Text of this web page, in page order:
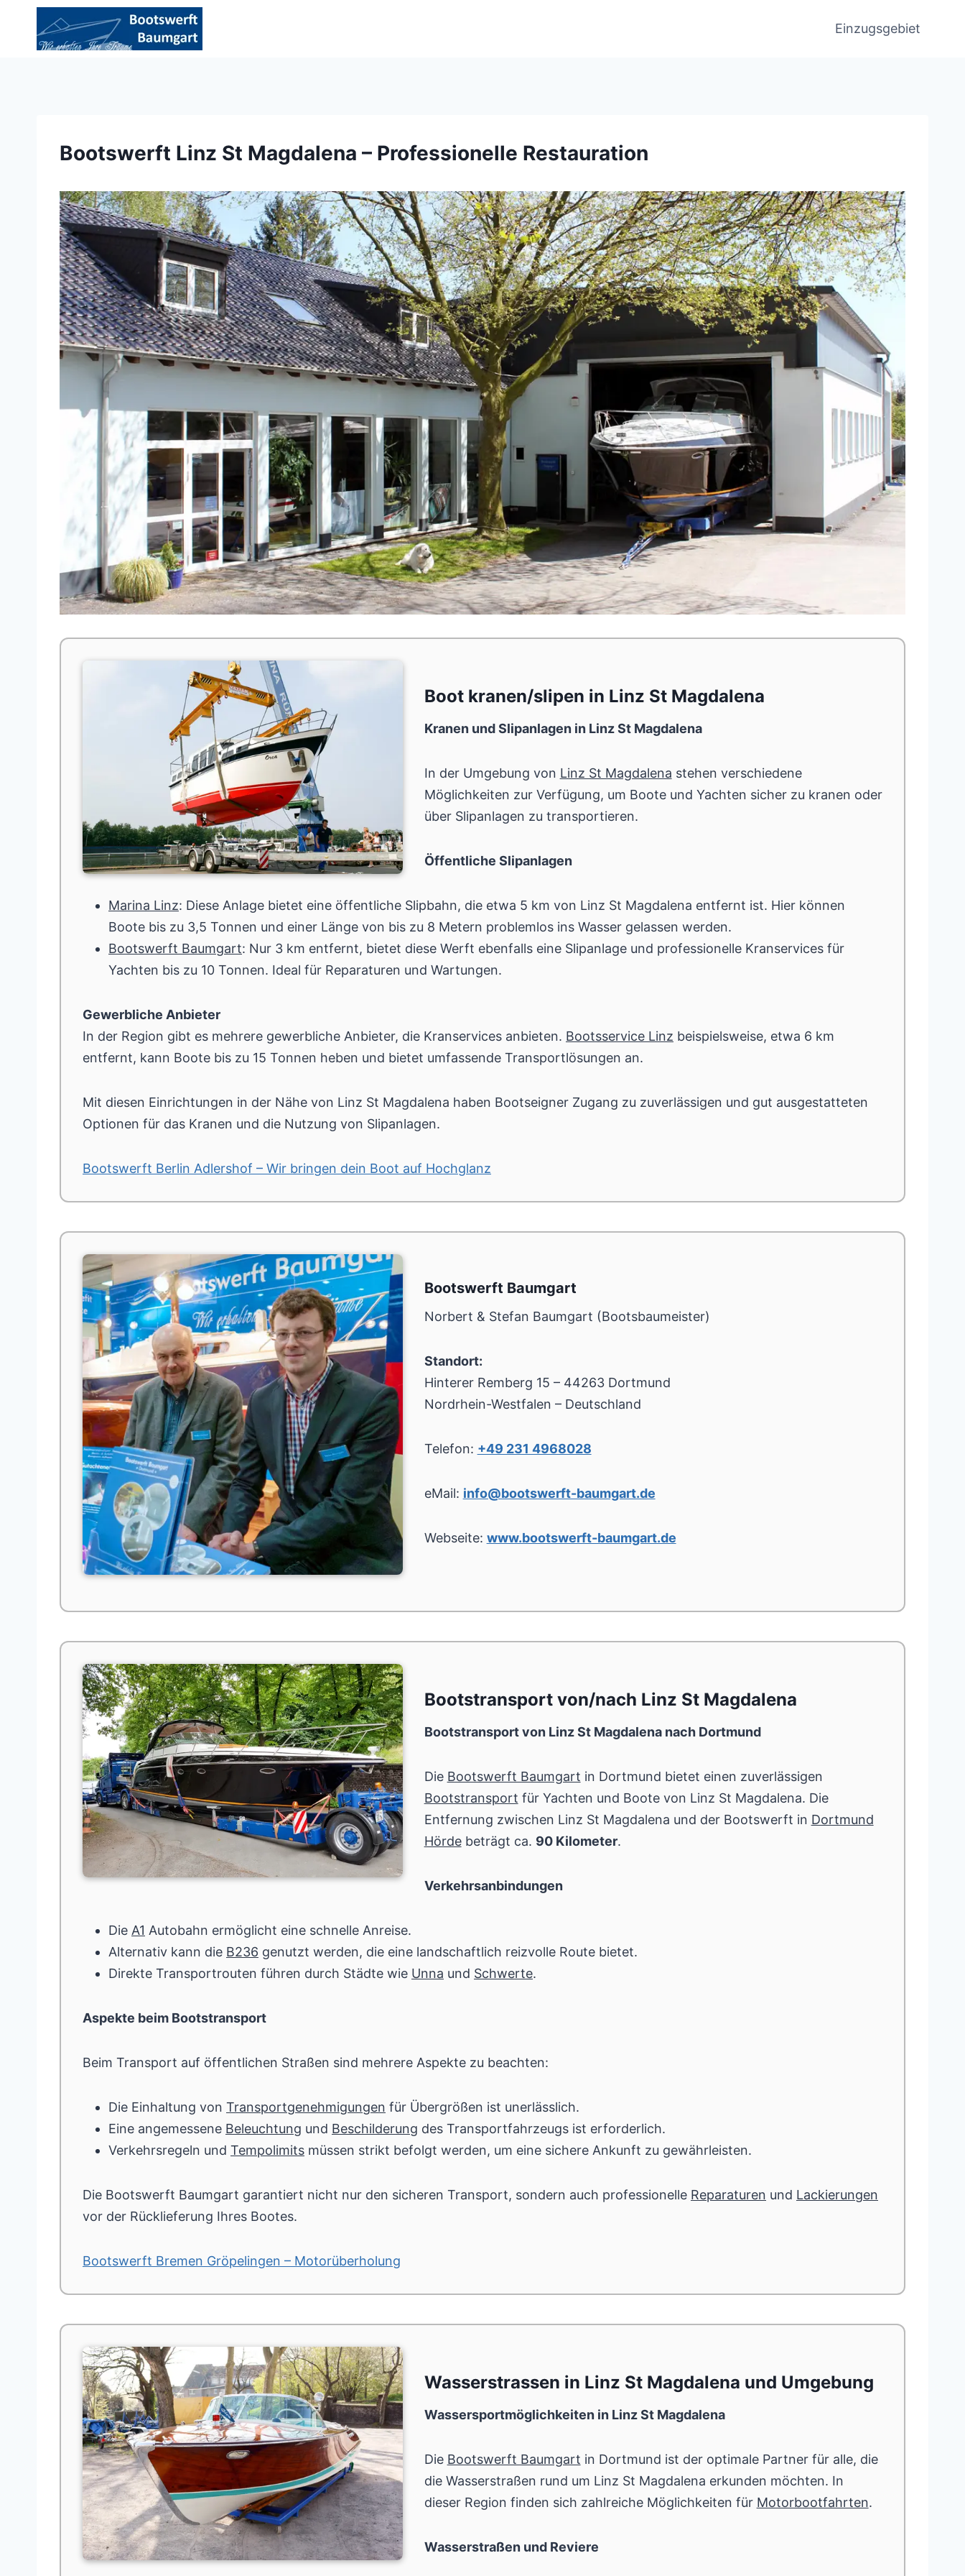
springen
Einzugsgebiet
Bootswerft Linz St Magdalena – Professionelle Restauration
Boot kranen/slipen in Linz St Magdalena
Kranen und Slipanlagen in Linz St Magdalena
In der Umgebung von Linz St Magdalena stehen verschiedene
Möglichkeiten zur Verfügung, um Boote und Yachten sicher zu kranen oder
über Slipanlagen zu transportieren.
Öffentliche Slipanlagen
Marina Linz: Diese Anlage bietet eine öffentliche Slipbahn, die etwa 5 km von Linz St Magdalena entfernt ist. Hier können
Boote bis zu 3,5 Tonnen und einer Länge von bis zu 8 Metern problemlos ins Wasser gelassen werden.
Bootswerft Baumgart: Nur 3 km entfernt, bietet diese Werft ebenfalls eine Slipanlage und professionelle Kranservices für
Yachten bis zu 10 Tonnen. Ideal für Reparaturen und Wartungen.
Gewerbliche Anbieter
In der Region gibt es mehrere gewerbliche Anbieter, die Kranservices anbieten. Bootsservice Linz beispielsweise, etwa 6 km
entfernt, kann Boote bis zu 15 Tonnen heben und bietet umfassende Transportlösungen an.
Mit diesen Einrichtungen in der Nähe von Linz St Magdalena haben Bootseigner Zugang zu zuverlässigen und gut ausgestatteten
Optionen für das Kranen und die Nutzung von Slipanlagen.
Bootswerft Berlin Adlershof – Wir bringen dein Boot auf Hochglanz
Bootswerft Baumgart
Norbert & Stefan Baumgart (Bootsbaumeister)
Standort:
Hinterer Remberg 15 – 44263 Dortmund
Nordrhein-Westfalen – Deutschland
Telefon: +49 231 4968028
eMail: info@bootswerft-baumgart.de
Webseite: www.bootswerft-baumgart.de
Bootstransport von/nach Linz St Magdalena
Bootstransport von Linz St Magdalena nach Dortmund
Die Bootswerft Baumgart in Dortmund bietet einen zuverlässigen
Bootstransport für Yachten und Boote von Linz St Magdalena. Die
Entfernung zwischen Linz St Magdalena und der Bootswerft in Dortmund
Hördebeträgt ca. 90 Kilometer.
Verkehrsanbindungen
Die A1 Autobahn ermöglicht eine schnelle Anreise.
Alternativ kann die B236 genutzt werden, die eine landschaftlich reizvolle Route bietet.
Direkte Transportrouten führen durch Städte wie Unna und Schwerte.
Aspekte beim Bootstransport
Beim Transport auf öffentlichen Straßen sind mehrere Aspekte zu beachten:
Die Einhaltung von Transportgenehmigungen für Übergrößen ist unerlässlich.
Eine angemessene Beleuchtung und Beschilderung des Transportfahrzeugs ist erforderlich.
Verkehrsregeln und Tempolimits müssen strikt befolgt werden, um eine sichere Ankunft zu gewährleisten.
Die Bootswerft Baumgart garantiert nicht nur den sicheren Transport, sondern auch professionelle Reparaturen und Lackierungen
vor der Rücklieferung Ihres Bootes.
Bootswerft Bremen Gröpelingen – Motorüberholung
Wasserstrassen in Linz St Magdalena und Umgebung
Wassersportmöglichkeiten in Linz St Magdalena
Die Bootswerft Baumgart in Dortmund ist der optimale Partner für alle, die
die Wasserstraßen rund um Linz St Magdalena erkunden möchten. In
dieser Region finden sich zahlreiche Möglichkeiten für Motorbootfahrten.
Wasserstraßen und Reviere